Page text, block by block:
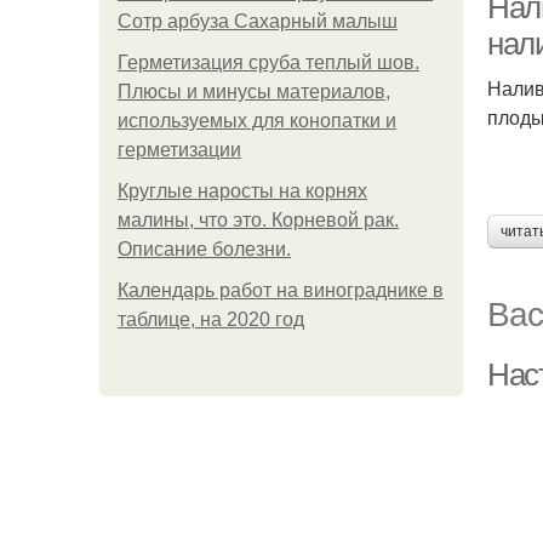
Сотр арбуза Сахарный малыш
Герметизация сруба теплый шов.
Плюсы и минусы материалов,
используемых для конопатки и
герметизации
Круглые наросты на корнях
малины, что это. Корневой рак.
Описание болезни.
Календарь работ на винограднике в
таблице, на 2020 год